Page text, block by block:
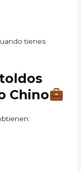
tienes
Chino